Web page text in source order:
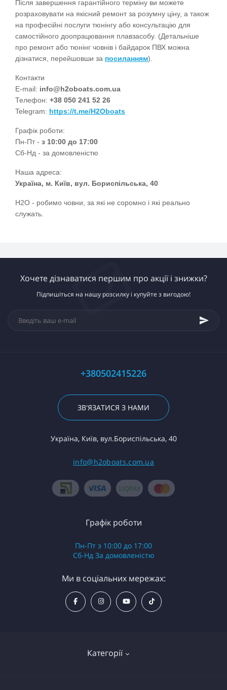
Після завершення гарантійного терміну ви можете
розраховувати на якісний ремонт за розумну ціну, а також
на професійні послуги тюнінгу або консультацію для
самостійного доопрацювання плавзасобу. (Детальніше
про ремонт або тюнінг човнів і байдарок ПВХ можна
дізнатися, перейшовши за посиланням).
Контакти
E-mail: info@h2oboats.com.ua
Телефон: +38 050 241 52 26
Telegram: https://t.me/H2Oboats
Графік роботи:
Пн-Пт - з 10:00 до 17:00
Сб-Нд - за домовленістю
Наша адреса:
Україна, м. Київ, вул. Бориспільська, 40
Н2О - робимо човни, за які не соромно і які реально
служать.
Хочете дізнаватися першим про акції і знижки?
Підпишіться на нашу розсилку і купуйте з вигодою!
+380502415226
ЗВ'ЯЗАТИСЯ З НАМИ
Україна, Київ, вул.Бориспільська, 40
info@h2oboats.com.ua
Категорії
Графік роботи
Пн-Пт з 10:00 до 17:00
Сб-Нд За домовленістю
Ми в соціальних мережах: